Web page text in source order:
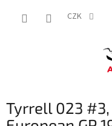
CZK
Tyrrell 023 #3,